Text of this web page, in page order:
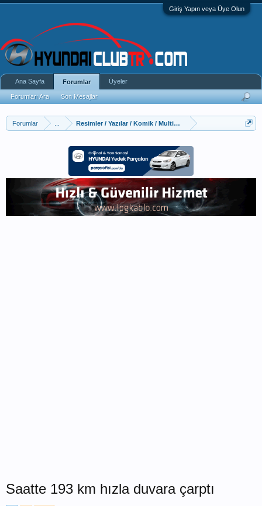
Giriş Yapın veya Üye Olun
Forumlar Resimler / Yazılar / Komik / Multimedya
Saatte 193 km hızla duvara çarptı
Ana Sayfa Forumlar
Forumları Ara Son Mesajlar
Üyeler